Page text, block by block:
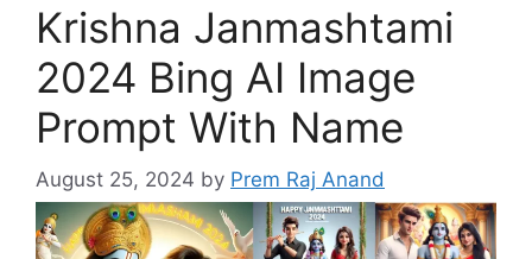
Krishna Janmashtami
2024 Bing AI Image
Prompt With Name
August 25, 2024 by Prem Raj Anand